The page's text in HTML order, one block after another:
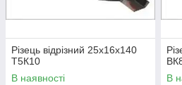
Різець відрізний 25х16х140
Т5К10
В наявності
В